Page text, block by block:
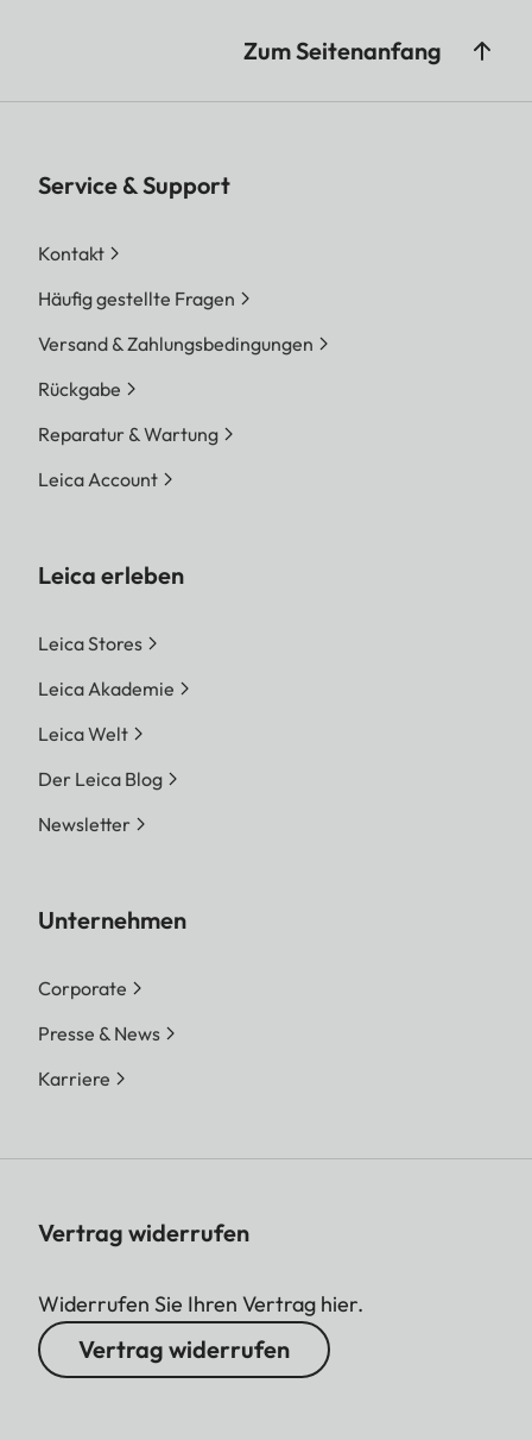
Zum Seitenanfang
Service & Support
Kontakt
Häufig gestellte Fragen
Versand & Zahlungsbedingungen
Rückgabe
Reparatur & Wartung
Leica Account
Leica erleben
Leica Stores
Leica Akademie
Leica Welt
Der Leica Blog
Newsletter
Unternehmen
Corporate
Presse & News
Karriere
Vertrag widerrufen
Widerrufen Sie Ihren Vertrag hier.
Vertrag widerrufen